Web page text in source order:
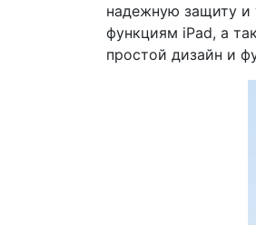
надежную защиту и
функциям iPad, а
простой дизайн и